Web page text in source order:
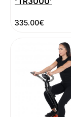
335.00€